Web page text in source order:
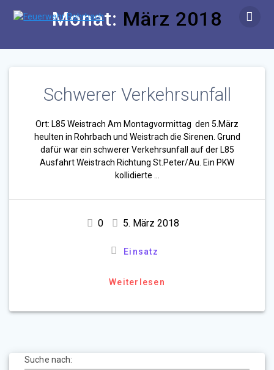
Inhalt
Monat: März 2018
Schwerer Verkehrsunfall
Ort: L85 Weistrach Am Montagvormittag den 5.März
heulten in Rohrbach und Weistrach die Sirenen. Grund
dafür war ein schwerer Verkehrsunfall auf der L85
Ausfahrt Weistrach Richtung St.Peter/Au. Ein PKW
kollidierte …
0 5. März 2018
Einsatz
Weiterlesen
Suche nach: